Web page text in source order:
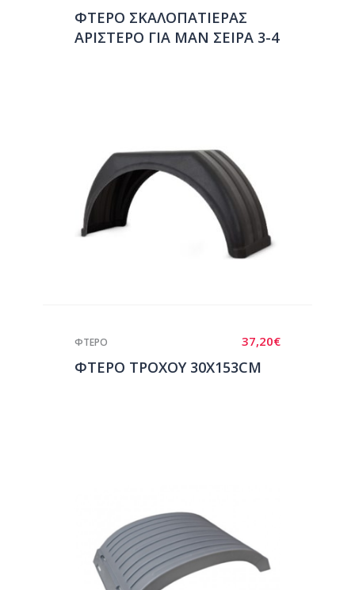
ΦΤΕΡΟ ΣΚΑΛΟΠΑΤΙΕΡΑΣ
ΑΡΙΣΤΕΡΟ ΓΙΑ ΜΑΝ ΣΕΙΡΑ 3-4
37,20€
ΦΤΕΡΟ
ΦΤΕΡΟ ΤΡΟΧΟΥ 30Χ153CM